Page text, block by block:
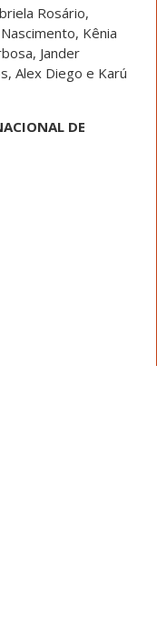
Rosário,
Kênia
Jander
Alex Diego e Karú
DE